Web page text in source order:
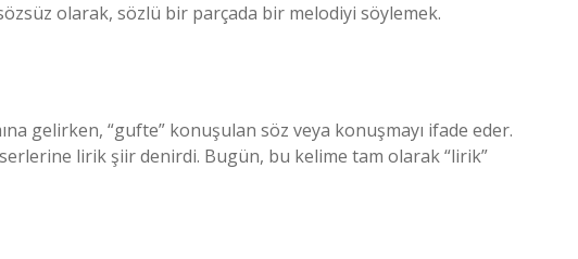
olarak, sözlü bir parçada bir melodiyi söylemek.
gelirken, “gufte” konuşulan söz veya konuşmayı ifade eder.
lirik şiir denirdi. Bugün, bu kelime tam olarak “lirik”